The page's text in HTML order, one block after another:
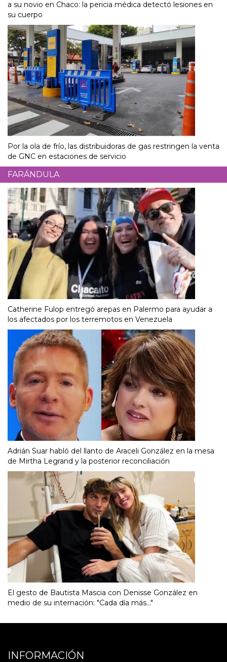
a su novio en Chaco: la pericia médica detectó lesiones en
su cuerpo
Por la ola de frío, las distribuidoras de gas restringen la venta
de GNC en estaciones de servicio
FARÁNDULA
Catherine Fulop entregó arepas en Palermo para ayudar a
los afectados por los terremotos en Venezuela
Adrián Suar habló del llanto de Araceli González en la mesa
de Mirtha Legrand y la posterior reconciliación
El gesto de Bautista Mascia con Denisse González en
medio de su internación: "Cada día más..."
INFORMACIÓN